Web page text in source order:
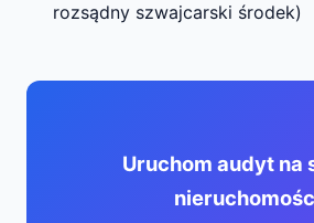
rozsądny szwajcarski środek)
Uruchom audyt na